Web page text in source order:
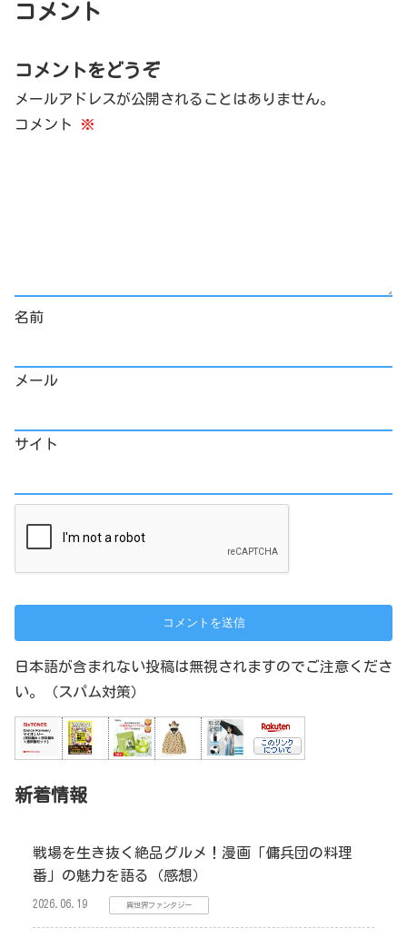
コメント
コメントをどうぞ
メールアドレスが公開されることはありません。
コメント
※
名前
メール
サイト
日本語が含まれない投稿は無視されますのでご注意くださ
い。（スパム対策）
新着情報
戦場を生き抜く絶品グルメ！漫画「傭兵団の料理
番」の魅力を語る（感想）
2026.06.19 異世界ファンタジー